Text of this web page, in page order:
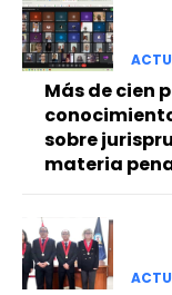
Más de cien
sobre
materia